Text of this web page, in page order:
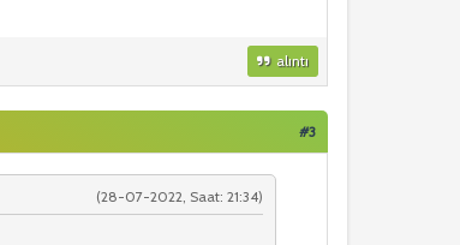
alıntı
#3
(28-07-2022, Saat: 21:34)